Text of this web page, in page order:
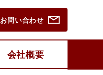
お問い合わせ
会社概要